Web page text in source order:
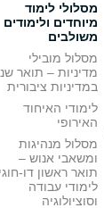
מסלולי לימוד
מיוחדים ולימודים
משולבים
מסלול מובילי
מדיניות – תואר
במדיניות ציבורית
לימודי האיחוד
האירופי
מסלול מנהיגות
ומשאבי אנוש –
תואר ראשון דו-חוגי
לימודי עבודה
וסוציולוגיה